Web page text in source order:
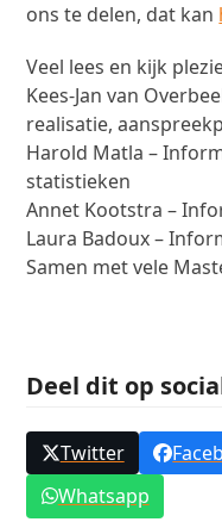
ons te delen, dat kan
Veel lees en kijk
Kees-Jan van
realisatie,
Harold Matla –
statistieken
Annet Kootstra –
Laura Badoux –
Samen met vele
Deel dit op
Twitter
Whatsapp